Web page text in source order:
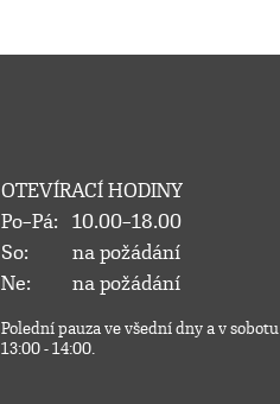
OTEVÍRACÍ HODINY
Po–Pá:
10.00–18.00
So:
na požádání
Ne:
na požádání
Polední pauza ve všední dny a v sobotu
13:00 - 14:00.